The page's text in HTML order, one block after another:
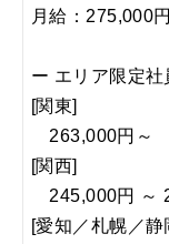
月給：275,000
ー エリア限定社
[関東]
263,000円～
[関西]
245,000円 ～
[愛知／札幌／